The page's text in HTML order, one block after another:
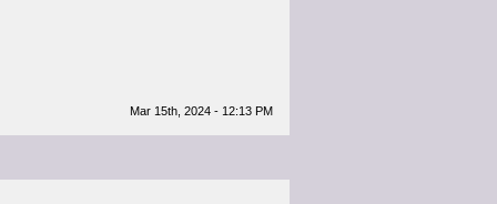
Mar 15th, 2024 - 12:13 PM